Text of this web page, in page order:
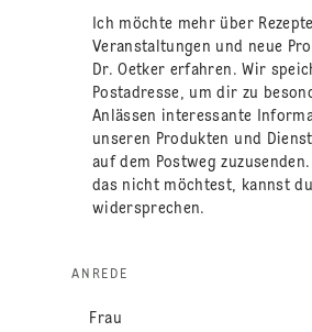
Ich möchte mehr über
Veranstaltungen und neue
Dr. Oetker erfahren. Wir
Postadresse, um dir zu
Anlässen interessante
unseren Produkten und
auf dem Postweg zuzusenden.
das nicht möchtest, kannst
widersprechen.
ANREDE